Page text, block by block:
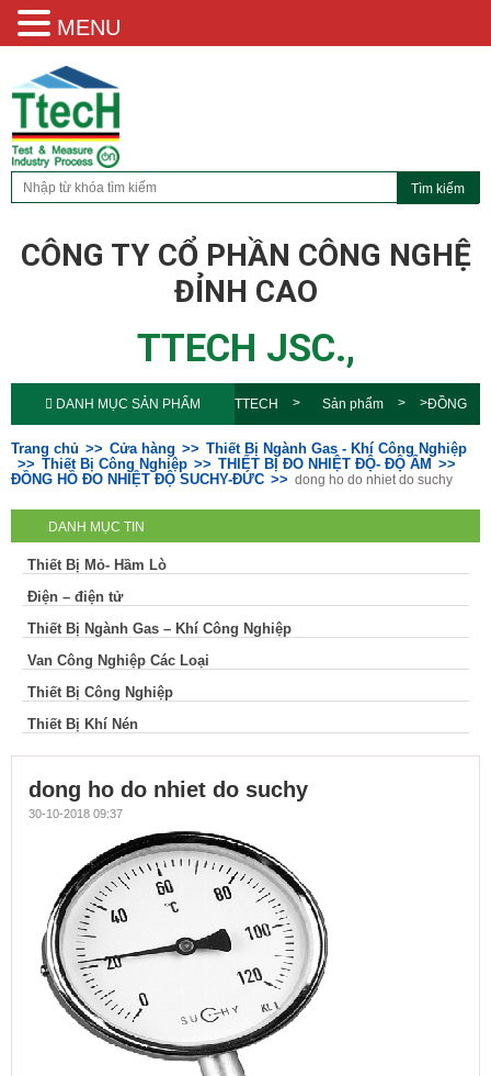
CÔNG TY CỔ PHẦN CÔNG NGHỆ
ĐỈNH CAO
TTECH JSC.,
DANH MỤC SẢN PHẨM TTECH Sản phẩm ĐỒNG
HỒ ĐO NHIỆT ĐỘ SUCHY-
ĐỨC dong ho do nhiet do
Trang chủ Cửa hàng
Thiết Bị Ngành Gas - Khí Công Nghiệp
Thiết Bị Công Nghiệp
THIẾT BỊ ĐO NHIỆT ĐỘ- ĐỘ ẨM
ĐỒNG HỒ ĐO NHIỆT ĐỘ SUCHY-ĐỨC
dong ho do nhiet do suchy
DANH MỤC TIN
Thiết Bị Mỏ- Hầm Lò
Điện – điện tử
Thiết Bị Ngành Gas – Khí Công Nghiệp
Van Công Nghiệp Các Loại
Thiết Bị Công Nghiệp
Thiết Bị Khí Nén
dong ho do nhiet do suchy
30-10-2018 09:37
MENU